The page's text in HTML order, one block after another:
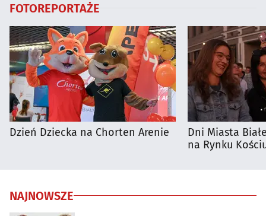
FOTOREPORTAŻE
Dzień Dziecka na Chorten Arenie
Dni Miasta
na Rynku
NAJNOWSZE